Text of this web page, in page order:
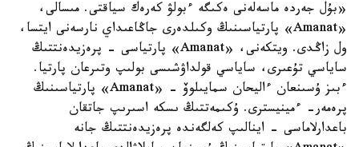
«بۇل جەردە ماسەلەنى ەكىگە ءبولۋ كەرەك سياقتى. مىسالى،
«Amanat» پارتياسىنىڭ وكىلدەرى جاڭاعىداي نارسەنى ايتسا،
ول زاڭدى. ويتكەنى، «Amanat» پارتياسى - پرەزيدەنتتىڭ
ساياسي تۇعىرى، ساياسي قولداۋشىسى بولىپ وتىرعان پارتيا.
ءبىز ۇسىنعان ءاليحان سمايىلوۆ - «Amanat» پارتياسىنىڭ
پرەمەر- ءمينيسترى. ۇكىمەتتىڭ ىسكە اسىرىپ جاتقان
باعدارلاماسى - اينالىپ كەلگەندە پرەزيدەنتتىڭ جانە